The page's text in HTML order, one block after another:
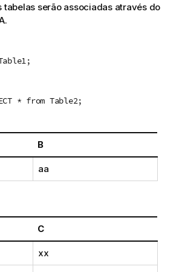
tabelas serão associadas através do
.
* from Table2;
B
aa
C
xx